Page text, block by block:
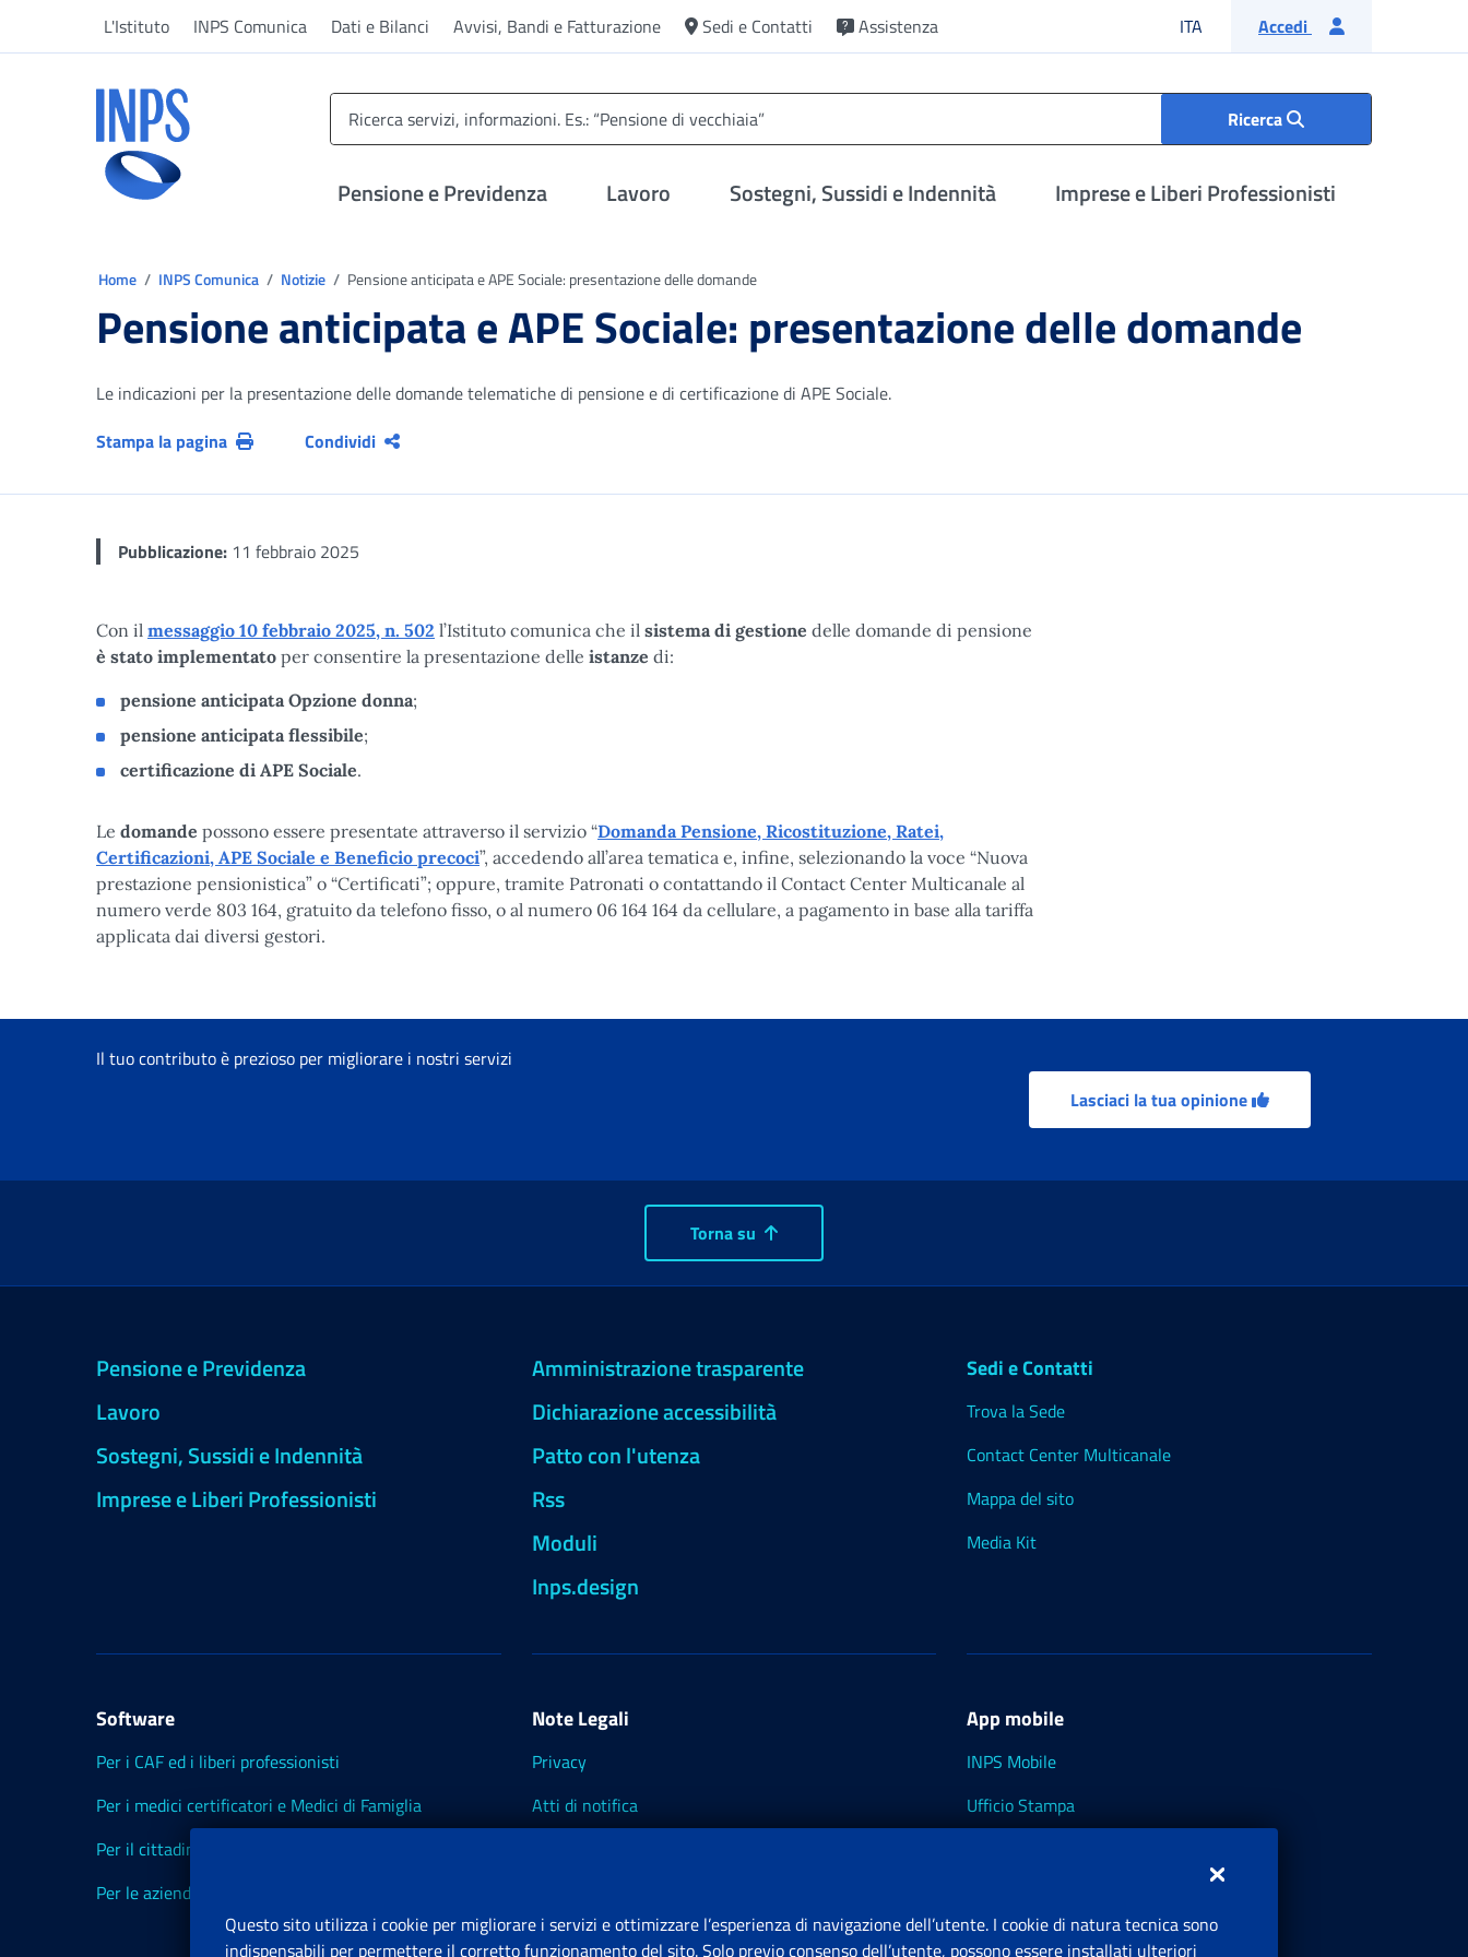
L'Istituto INPS Comunica Dati e Bilanci Avvisi, Bandi e Fatturazione Sedi e Contatti Assistenza ITA Lingua italiana
Accedi
Ricerca
Pensione e Previdenza Lavoro Sostegni, Sussidi e Indennità Imprese e Liberi Professionisti
Home INPS Comunica Notizie Pensione anticipata e APE Sociale: presentazione delle domande
Pensione anticipata e APE Sociale: presentazione delle domande
Le indicazioni per la presentazione delle domande telematiche di pensione e di certificazione di APE Sociale.
Stampa la pagina
Condividi
Pubblicazione: 11 febbraio 2025
Con il messaggio 10 febbraio 2025, n. 502 l’Istituto comunica che il sistema di gestione delle domande di pensione
è stato implementato per consentire la presentazione delle istanze di:
pensione anticipata Opzione donna;
pensione anticipata flessibile;
certificazione di APE Sociale.
Le domande possono essere presentate attraverso il servizio “Domanda Pensione, Ricostituzione, Ratei,
Certificazioni, APE Sociale e Beneficio precoci”, accedendo all’area tematica e, infine, selezionando la voce “Nuova
prestazione pensionistica” o “Certificati”; oppure, tramite Patronati o contattando il Contact Center Multicanale al
numero verde 803 164, gratuito da telefono fisso, o al numero 06 164 164 da cellulare, a pagamento in base alla tariffa
applicata dai diversi gestori.
Il tuo contributo è prezioso per migliorare i nostri servizi
Lasciaci la tua opinione
Torna su
Pensione e Previdenza
Lavoro
Sostegni, Sussidi e Indennità
Imprese e Liberi Professionisti
Amministrazione trasparente
Dichiarazione accessibilità
Patto con l'utenza
Rss
Moduli
Inps.design
Sedi e Contatti
Trova la Sede
Contact Center Multicanale
Mappa del sito
Media Kit
Software
Per i CAF ed i liberi professionisti
Per i medici certificatori e Medici di Famiglia
Per il cittadino
Per le aziende ed i Consulenti
Note Legali
Privacy
Atti di notifica
App mobile
INPS Mobile
Ufficio Stampa
Questo sito utilizza i cookie per migliorare i servizi e ottimizzare l’esperienza di navigazione dell’utente. I cookie di natura tecnica sono
indispensabili per permettere il corretto funzionamento del sito. Solo previo consenso dell’utente, possono essere installati ulteriori